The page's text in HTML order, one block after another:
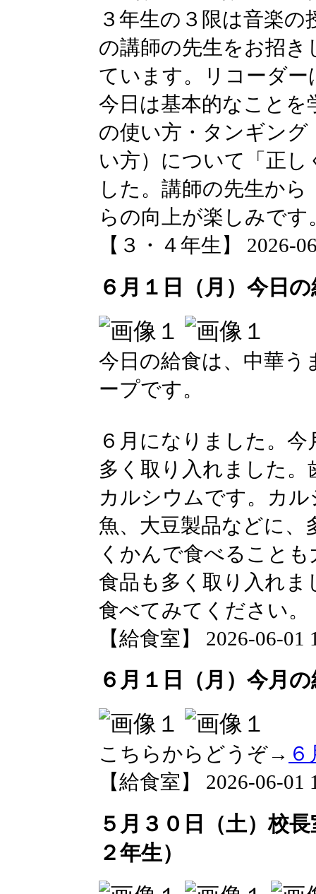
３年生の３限は音楽
の講師の先生をお招
ています。リコーダ
今日は基本的なことを
の使い方・タンギング
い方）について「正
した。講師の先生か
らの向上が楽しみです
【３・４年生】 2026-
６月１日（月）今日
今日の給食は、中華う
ープです。
６月になりました。
多く取り入れました
カルシウムです。カ
魚、大豆製品などに
くかんで食べること
食品も多く取り入れ
食べてみてください。
【給食室】 2026-06-01
６月１日（月）今月
こちらからどうぞ→
【給食室】 2026-06-01
５月３０日（土）校
２年生）